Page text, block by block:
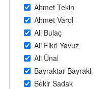
Ahmet Tekin
Ahmet Varol
Ali Bulaç
Ali Fikri Yavuz
Ali Ünal
Bayraktar Bayraklı
Bekir Sadak